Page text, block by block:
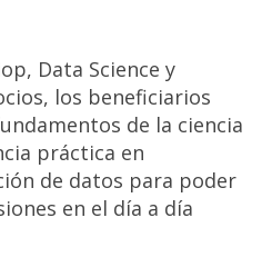
Data Science y
los beneficiarios
de la ciencia
práctica en
de datos para poder
en el día a día